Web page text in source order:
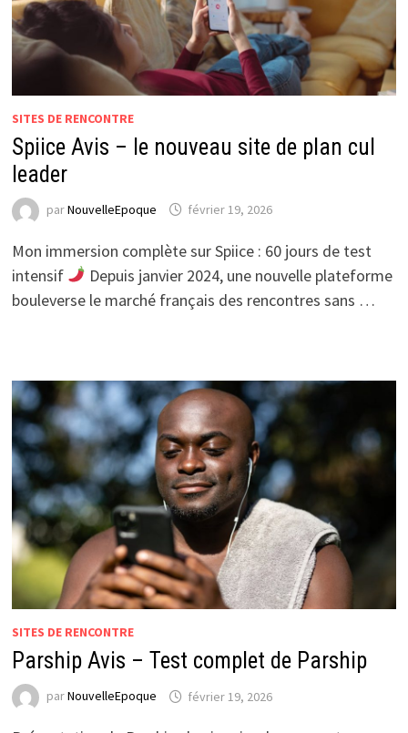
SITES DE RENCONTRE
Spiice Avis – le nouveau site de plan cul
leader
parNouvelleEpoque février 19, 2026
Mon immersion complète sur Spiice : 60 jours de test
intensif
Depuis janvier 2024, une nouvelle plateforme
bouleverse le marché français des rencontres sans …
SITES DE RENCONTRE
Parship Avis – Test complet de Parship
parNouvelleEpoque février 19, 2026